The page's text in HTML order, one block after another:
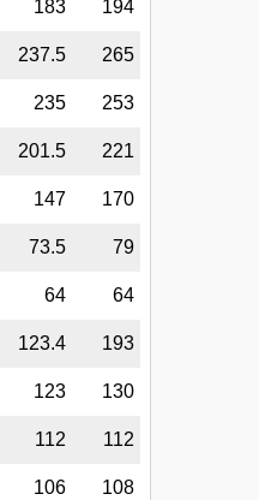
183 194
237.5 265
235 253
201.5 221
147 170
73.5 79
64 64
123.4 193
123 130
112 112
106 108